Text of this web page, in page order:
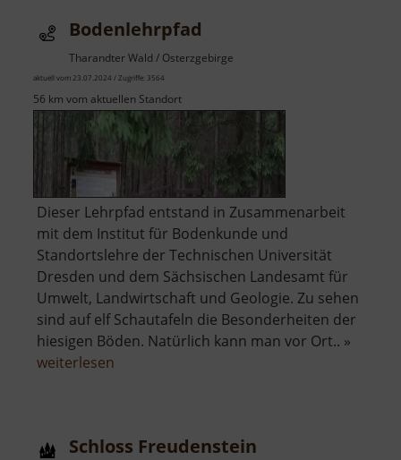
Bodenlehrpfad
Tharandter Wald / Osterzgebirge
aktuell vom 23.07.2024 / Zugriffe: 3564
56 km vom aktuellen Standort
Dieser Lehrpfad entstand in Zusammenarbeit
mit dem Institut für Bodenkunde und
Standortslehre der Technischen Universität
Dresden und dem Sächsischen Landesamt für
Umwelt, Landwirtschaft und Geologie. Zu sehen
sind auf elf Schautafeln die Besonderheiten der
hiesigen Böden. Natürlich kann man vor Ort.. »
weiterlesen
Schloss Freudenstein